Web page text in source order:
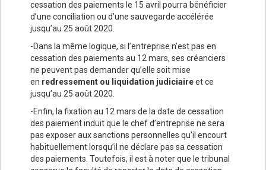
cessation des paiements le 15 avril pourra bénéficier
d’une conciliation ou d’une sauvegarde accélérée
jusqu’au 25 août 2020.
-Dans la même logique, si l’entreprise n’est pas en
cessation des paiements au 12 mars, ses créanciers
ne peuvent pas demander qu’elle soit mise
en redressement ou liquidation judiciaireet ce
jusqu’au 25 août 2020.
-Enfin, la fixation au 12 mars de la date de cessation
des paiement induit que le chef d’entreprise ne sera
pas exposer aux sanctions personnelles qu’il encourt
habituellement lorsqu’il ne déclare pas sa cessation
des paiements. Toutefois, il est à noter que le tribunal